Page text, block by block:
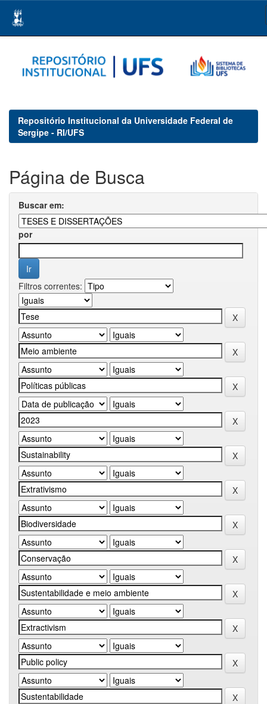
navigation
Repositório Institucional da Universidade Federal de
Sergipe - RI/UFS
Página de Busca
Buscar em:
por
Filtros correntes: